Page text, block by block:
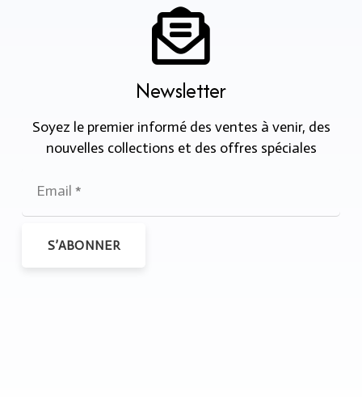
Newsletter
Soyez le premier informé des ventes à venir, des
nouvelles collections et des offres spéciales
S’ABONNER